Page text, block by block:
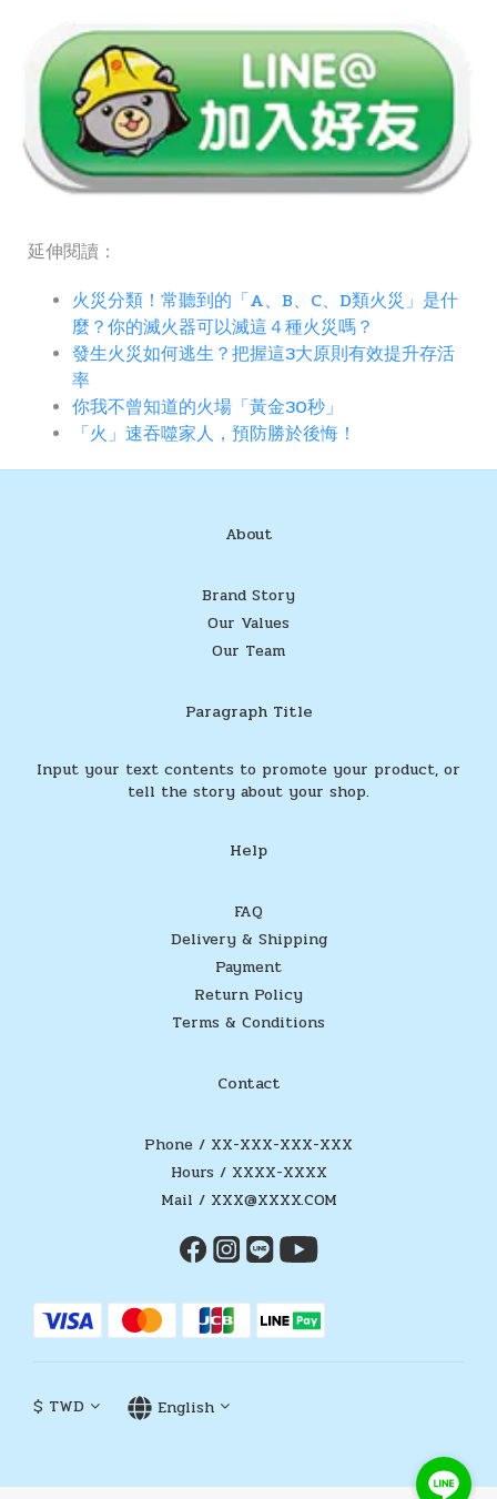
延伸閱讀：
火災分類！常聽到的「A、B、C、D類火災」是什
麼？你的滅火器可以滅這４種火災嗎？
發生火災如何逃生？把握這3大原則有效提升存活
率
你我不曾知道的火場「黃金30秒」
「火」速吞噬家人，預防勝於後悔！
About
Brand Story
Our Values
Our Team
Paragraph Title
Input your text contents to promote your product, or
tell the story about your shop.
Help
FAQ
Delivery & Shipping
Payment
Return Policy
Terms & Conditions
Contact
Phone / XX-XXX-XXX-XXX
Hours / XXXX-XXXX
Mail / XXX@XXXX.COM
$ TWD English